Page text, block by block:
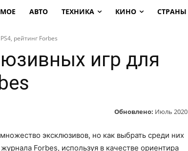
АВТО ТЕХНИКА КИНО СТРАНЫ
рейтинг Forbes
игр для
Обновлено: Июль 2020
эксклюзивов, но как выбрать среди них
Forbes, используя в качестве ориентира